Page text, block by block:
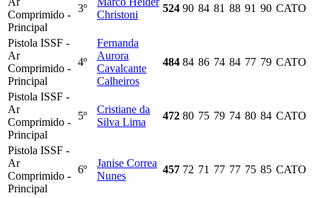
Comprimido -
Principal
3º
Christoni
524 90 84 81 88 91 90 CATO
Pistola ISSF -
Ar
Comprimido -
Principal
4º
Fernanda
Aurora
Cavalcante
Calheiros
484 84 86 74 84 77 79 CATO
Pistola ISSF -
Ar
Comprimido -
Principal
5º
Cristiane da
Silva Lima
472 80 75 79 74 80 84 CATO
Pistola ISSF -
Ar
Comprimido -
Principal
6º
Janise Correa
Nunes
457 72 71 77 77 75 85 CATO